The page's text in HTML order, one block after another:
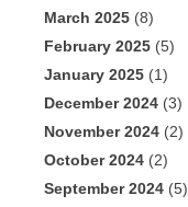
March 2025 (8)
February 2025 (5)
January 2025 (1)
December 2024 (3)
November 2024 (2)
October 2024 (2)
September 2024 (5)